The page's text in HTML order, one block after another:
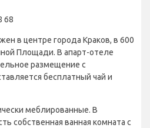
68
в центре города Краков, в 600
Площади. В апарт-отеле
размещение с
бесплатный чай и
меблированные. В
собственная ванная комната с